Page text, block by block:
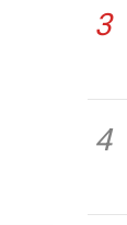
3
4